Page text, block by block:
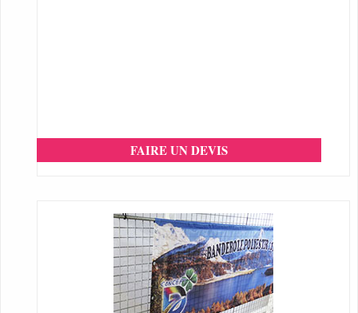
FAIRE UN DEVIS